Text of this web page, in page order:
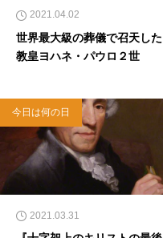
2021.04.02
世界最大級の葬儀で召天した
教皇ヨハネ・パウロ２世
今日は何の日
2021.03.31